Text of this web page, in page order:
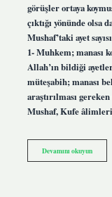
görüşler ortaya
çıktığı yönünde olsa
Mushaf’taki ayet
1- Muhkem; manası
Allah’ın bildiği
müteşabih; manası
araştırılması
Mushaf, Kufe
Devamını okuyunKaç
Çeşit